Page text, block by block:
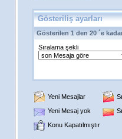
Gösteriliş ayarları
Gösterilen 1 den 20 ´e
Sıralama şekli
Yeni Mesajlar
Yeni Mesaj yok
Konu Kapatılmıştır